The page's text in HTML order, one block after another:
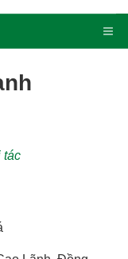
tác